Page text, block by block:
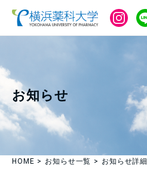
お知らせ
HOME お知らせ一覧 お知らせ詳細